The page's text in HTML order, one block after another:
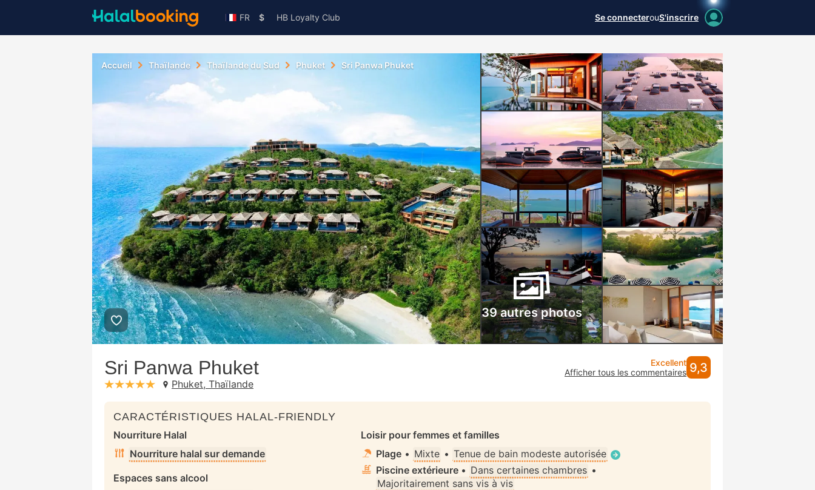
FR $ HB Loyalty Club Se connecterouS'inscrire
Accueil Thaïlande Thaïlande du Sud Phuket Sri Panwa Phuket
39 autres photos
Sri Panwa Phuket
stars: 5Phuket, Thaïlande
Excellent
Afficher tous les commentaires 9,3
CARACTÉRISTIQUES HALAL-FRIENDLY
Nourriture Halal
Nourriture halal sur demande
Espaces sans alcool
Loisir pour femmes et familles
Plage • Mixte • Tenue de bain modeste autorisée
Piscine extérieure • Dans certaines chambres •
Majoritairement sans vis à vis